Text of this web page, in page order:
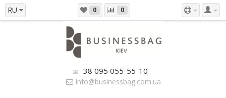
RU 0 0
38 095 055-55-10
info@businessbag.com.ua